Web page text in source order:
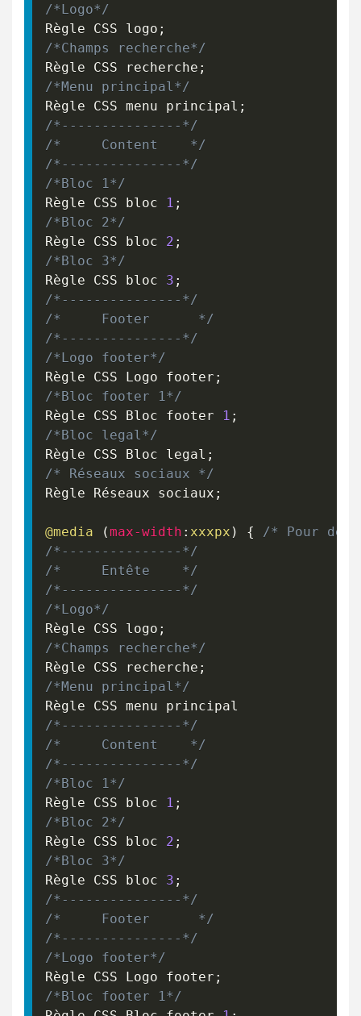
/*Logo*/
Règle CSS logo ;
/*Champs recherche*/
Règle CSS recherche ;
/*Menu principal*/
Règle CSS menu principal ;
/*---------------*/
/*     Content    */
/*---------------*/
/*Bloc 1*/
Règle CSS bloc
1 ;
/*Bloc 2*/
Règle CSS bloc 2 ;
/*Bloc 3*/
Règle CSS bloc 3 ;
/*---------------*/
/*     Footer      */
/*---------------*/
/*Logo footer*/
Règle CSS Logo footer ;
/*Bloc footer 1*/
Règle CSS Bloc footer
1 ;
/*Bloc legal*/
Règle CSS Bloc legal ;
/* Réseaux sociaux */
Règle Réseaux sociaux ;
@media (max-width : xxxpx ) {
/* Pour
/*---------------*/
/*     Entête    */
/*---------------*/
/*Logo*/
Règle CSS logo ;
/*Champs recherche*/
Règle CSS recherche ;
/*Menu principal*/
/*---------------*/
/*     Content    */
/*---------------*/
/*Bloc 1*/
Règle CSS bloc
1 ;
/*Bloc 2*/
Règle CSS bloc 2 ;
/*Bloc 3*/
Règle CSS bloc 3 ;
/*---------------*/
/*     Footer      */
/*---------------*/
/*Logo footer*/
Règle CSS Logo footer ;
/*Bloc footer 1*/